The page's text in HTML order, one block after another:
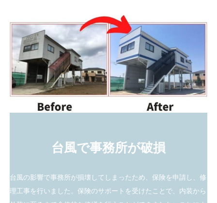
台風で事務所が破損
台風の影響で事務所が損壊してしまったため、保険を申請し、修
理工事を行いました。保険のサポートを受けたことで、内装から